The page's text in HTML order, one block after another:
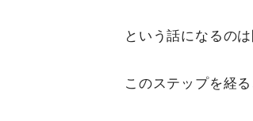
という話になるの
このステップを経